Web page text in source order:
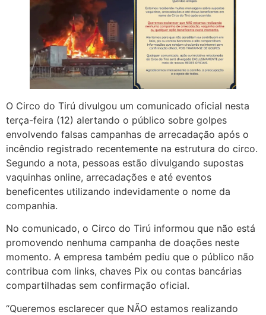
O Circo do Tirú divulgou um comunicado oficial nesta
terça-feira (12) alertando o público sobre golpes
envolvendo falsas campanhas de arrecadação após o
incêndio registrado recentemente na estrutura do circo.
Segundo a nota, pessoas estão divulgando supostas
vaquinhas online, arrecadações e até eventos
beneficentes utilizando indevidamente o nome da
companhia.
No comunicado, o Circo do Tirú informou que não está
promovendo nenhuma campanha de doações neste
momento. A empresa também pediu que o público não
contribua com links, chaves Pix ou contas bancárias
compartilhadas sem confirmação oficial.
“Queremos esclarecer que NÃO estamos realizando